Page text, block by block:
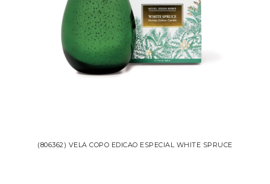
(806362) VELA COPO EDICAO ESPECIAL WHITE SPRUCE